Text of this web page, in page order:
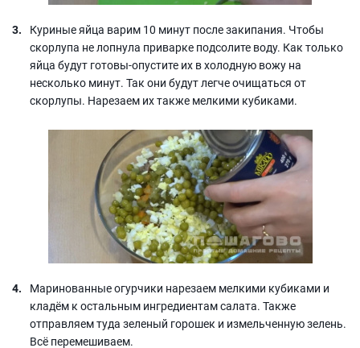
Куриные яйца варим 10 минут после закипания. Чтобы
скорлупа не лопнула приварке подсолите воду. Как только
яйца будут готовы-опустите их в холодную вожу на
несколько минут. Так они будут легче очищаться от
скорлупы. Нарезаем их также мелкими кубиками.
Маринованные огурчики нарезаем мелкими кубиками и
кладём к остальным ингредиентам салата. Также
отправляем туда зеленый горошек и измельченную зелень.
Всё перемешиваем.